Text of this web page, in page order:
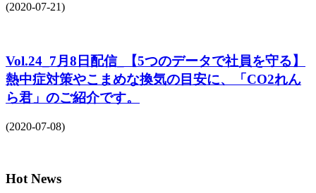
(2020-07-21)
Vol.24_7月8日配信_【5つのデータで社員を守る】
熱中症対策やこまめな換気の目安に、「CO2れん
ら君」のご紹介です。
(2020-07-08)
Hot News